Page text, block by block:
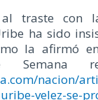
traste con
ha sido
la afirmó
Semana
nacion/
velez-se-